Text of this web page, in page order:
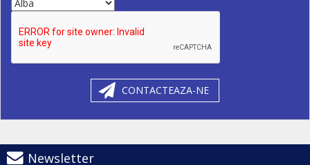
CONTACTEAZA-NE
Newsletter